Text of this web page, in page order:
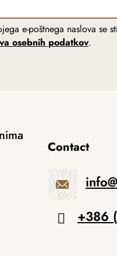
e-poštnega naslova se
osebnih podatkov.
Contact
info@
+386